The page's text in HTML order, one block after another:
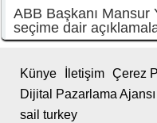
ABB Başkanı Mansur
seçime dair
Künye İletişim Çerez
Dijital Pazarlama Ajansı
sail turkey